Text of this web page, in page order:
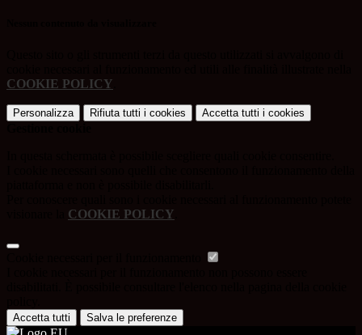
COOKIE POLICY
Personalizza Rifiuta tutti i cookies Accetta tutti i cookies
COOKIE POLICY
Accetta tutti Salva le preferenze